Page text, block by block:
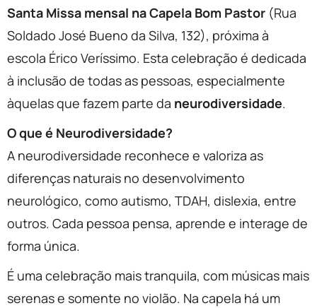
Santa Missa mensal na Capela Bom Pastor (Rua
Soldado José Bueno da Silva, 132), próxima à
escola Érico Veríssimo. Esta celebração é dedicada
à inclusão de todas as pessoas, especialmente
àquelas que fazem parte da neurodiversidade.
O que é Neurodiversidade?
A neurodiversidade reconhece e valoriza as
diferenças naturais no desenvolvimento
neurológico, como autismo, TDAH, dislexia, entre
outros. Cada pessoa pensa, aprende e interage de
forma única.
É uma celebração mais tranquila, com músicas mais
serenas e somente no violão. Na capela há um